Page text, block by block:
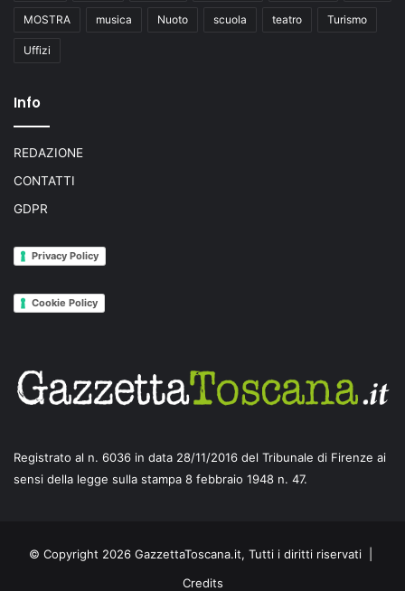
MOSTRA musica Nuoto scuola teatro Turismo
Uffizi
Info
REDAZIONE
CONTATTI
GDPR
Privacy Policy
Cookie Policy
Registrato al n. 6036 in data 28/11/2016 del Tribunale di Firenze ai
sensi della legge sulla stampa 8 febbraio 1948 n. 47.
© Copyright 2026 GazzettaToscana.it, Tutti i diritti riservati |
Credits